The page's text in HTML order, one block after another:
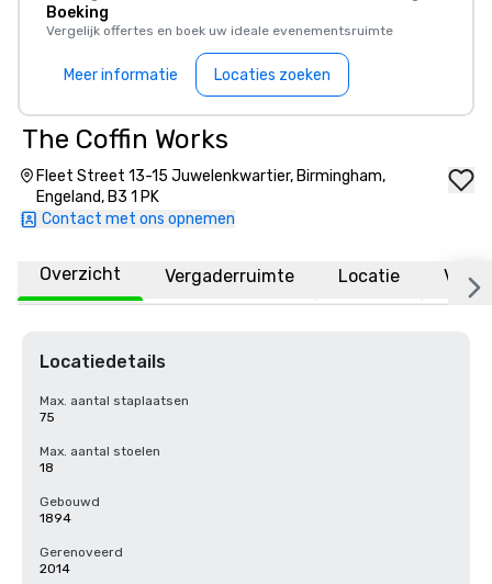
Boeking
Vergelijk offertes en boek uw ideale evenementsruimte
Meer informatie Locaties zoeken
The Coffin Works
Fleet Street 13-15 Juwelenkwartier, Birmingham,
Engeland, B3 1 PK
Contact met ons opnemen
Overzicht Vergaderruimte Locatie
Locatiedetails
Max. aantal staplaatsen
75
Max. aantal stoelen
18
Gebouwd
1894
Gerenoveerd
2014